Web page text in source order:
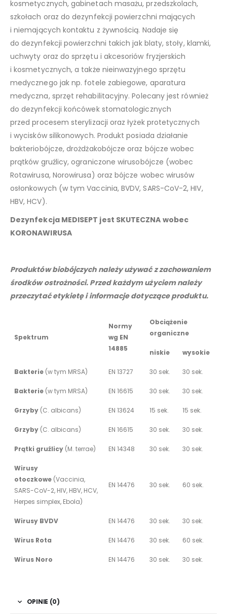
kosmetycznych, gabinetach masażu, przedszkolach,
szkołach oraz do dezynfekcji powierzchni mających
i niemających kontaktu z żywnością. Nadaje się
do dezynfekcji powierzchni takich jak blaty, stoły, klamki,
uchwyty oraz do sprzętu i akcesoriów fryzjerskich
i kosmetycznych, a także nieinwazyjnego sprzętu
medycznego jak np. fotele zabiegowe, aparatura
medyczna, sprzęt rehabilitacyjny. Polecany jest również
do dezynfekcji końcówek stomatologicznych
przed procesem sterylizacji oraz łyżek protetycznych
i wycisków silikonowych. Produkt posiada działanie
bakteriobójcze, drożdżakobójcze oraz bójcze wobec
prątków gruźlicy, ograniczone wirusobójcze (wobec
Rotawirusa, Norowirusa) oraz bójcze wobec wirusów
osłonkowych (w tym Vaccinia, BVDV, SARS-CoV-2, HIV,
HBV, HCV).
Dezynfekcja MEDISEPT jest SKUTECZNA wobec
KORONAWIRUSA
Produktów biobójczych należy używać z zachowaniem
środków ostrożności. Przed każdym użyciem należy
przeczytać etykietę i informacje dotyczące produktu.
Spektrum
Normy
wg EN
14885
Obciążenie
organiczne
niskie wysokie
Bakterie (w tym MRSA) EN 13727 30 sek. 30 sek.
Bakterie (w tym MRSA) EN 16615 30 sek. 30 sek.
Grzyby (C. albicans) EN 13624 15 sek. 15 sek.
Grzyby (C. albicans) EN 16615 30 sek. 30 sek.
Prątki gruźlicy (M. terrae) EN 14348 30 sek. 30 sek.
Wirusy
otoczkowe (Vaccinia,
SARS-CoV-2, HIV, HBV, HCV,
Herpes simplex, Ebola)
EN 14476 30 sek. 60 sek.
Wirusy BVDV EN 14476 30 sek. 30 sek.
Wirus Rota EN 14476 30 sek. 60 sek.
Wirus Noro EN 14476 30 sek. 30 sek.
OPINIE (0)